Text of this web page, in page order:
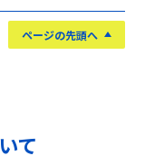
ページの先頭へ
て